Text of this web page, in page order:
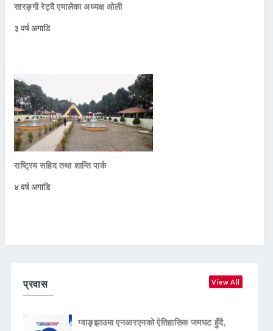
सारङ्गी रेट्दै एमालेका अध्यक्ष ओली
३ वर्ष अगाडि
राष्ट्रिय सहिद तथा शान्ति पार्क
४ वर्ष अगाडि
प्रवास View All
ग्वाङ्झाउमा एनआरएनको ऐतिहासिक जमघट हुँदै,